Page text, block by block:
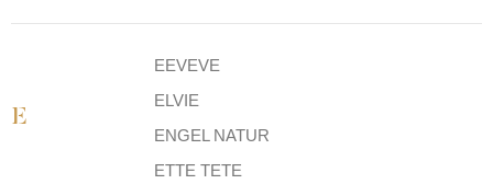
E
EEVEVE
ELVIE
ENGEL NATUR
ETTE TETE